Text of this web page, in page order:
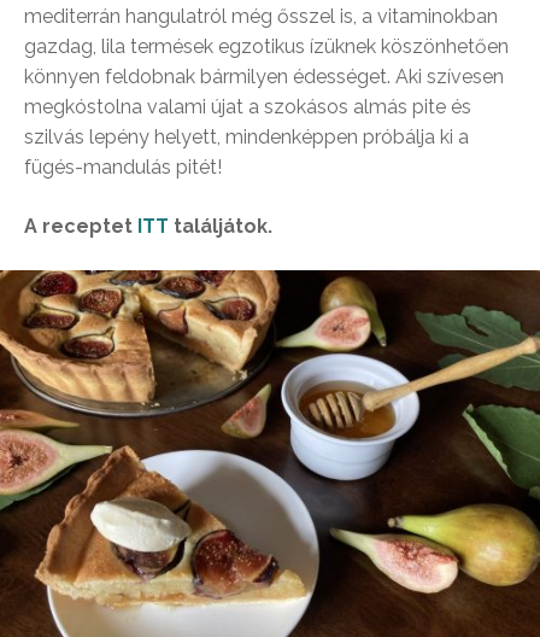
mediterrán hangulatról még ősszel is, a vitaminokban
gazdag, lila termések egzotikus ízüknek köszönhetően
könnyen feldobnak bármilyen édességet. Aki szívesen
megkóstolna valami újat a szokásos almás pite és
szilvás lepény helyett, mindenképpen próbálja ki a
fügés-mandulás pitét!
A receptet ITT találjátok.